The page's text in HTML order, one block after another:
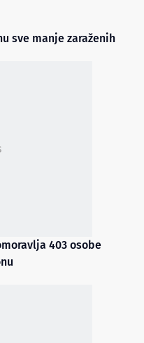
sve manje zaraženih
403 osobe